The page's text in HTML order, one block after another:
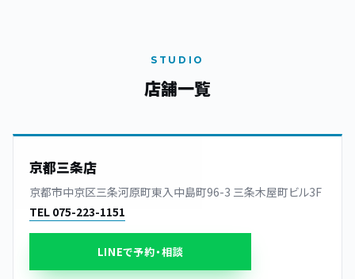
STUDIO
店舗一覧
京都三条店
京都市中京区三条河原町東入中島町96-3 三条木屋町ビル3F
TEL 075-223-1151
LINEで予約・相談